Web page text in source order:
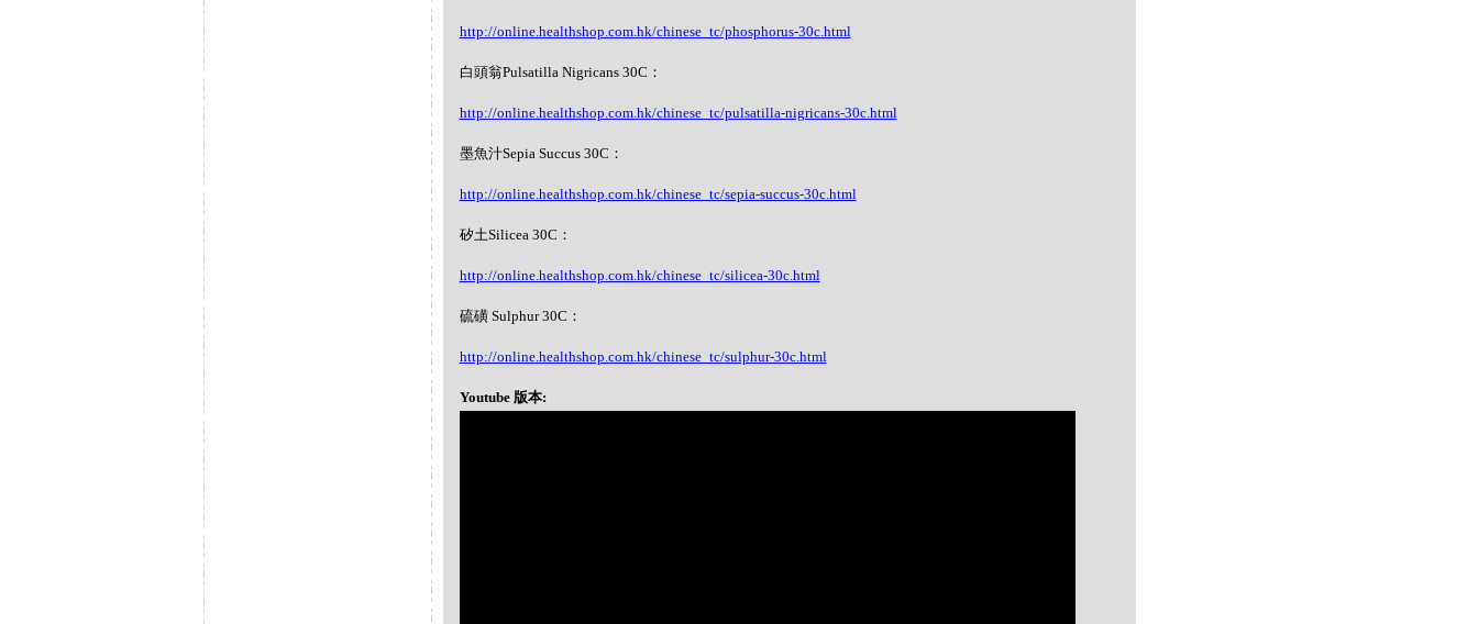
http://online.healthshop.com.hk/chinese_tc/phosphorus-30c.html
白頭翁Pulsatilla Nigricans 30C：
http://online.healthshop.com.hk/chinese_tc/pulsatilla-nigricans-30c.html
墨魚汁Sepia Succus 30C：
http://online.healthshop.com.hk/chinese_tc/sepia-succus-30c.html
矽土Silicea 30C：
http://online.healthshop.com.hk/chinese_tc/silicea-30c.html
硫磺 Sulphur 30C：
http://online.healthshop.com.hk/chinese_tc/sulphur-30c.html
Youtube 版本: